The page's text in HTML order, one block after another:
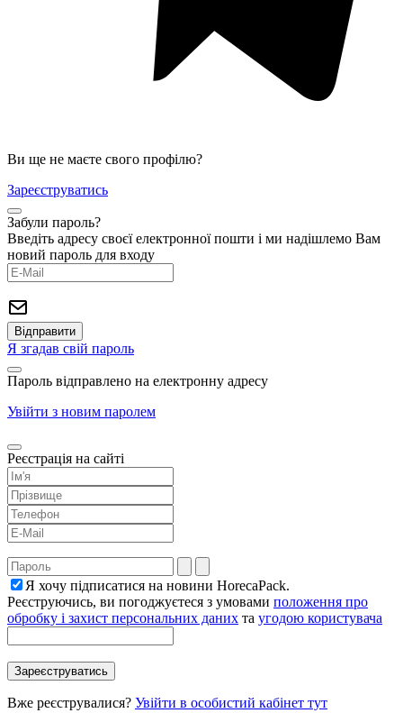
Ви ще не маєте свого профілю?
Зареєструватись
Забули пароль?
Введіть адресу своєї електронної пошти і ми надішлемо Вам
новий пароль для входу
Я згадав свій пароль
Пароль відправлено на електронну адресу
Увійти з новим паролем
Реєстрація на сайті
Я хочу підписатися на новини HorecaPack.
Реєструючись, ви погоджуєтеся з умовами положення про
обробку і захист персональних даних та угодою користувача
Вже реєструвалися? Увійти в особистий кабінет тут